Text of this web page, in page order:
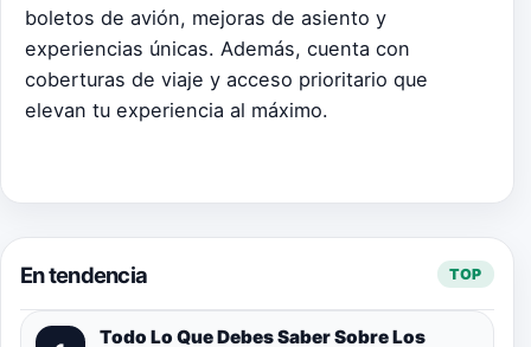
boletos de avión, mejoras de asiento y
experiencias únicas. Además, cuenta con
coberturas de viaje y acceso prioritario que
elevan tu experiencia al máximo.
En tendencia TOP
Todo Lo Que Debes Saber Sobre Los